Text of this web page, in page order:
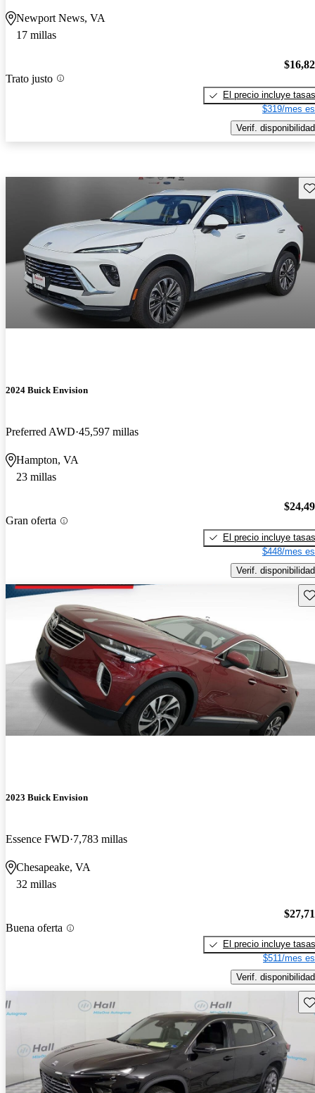
Newport News, VA
17 millas
Trato justo
El precio incluye tasas
$319/mes
Verif. disponibilidad
2024 Buick Envision
Preferred AWD 45,597 millas
Hampton, VA
23 millas
Gran oferta
El precio incluye tasas
$448/mes
Verif. disponibilidad
2023 Buick Envision
Essence FWD 7,783 millas
Chesapeake, VA
32 millas
Buena oferta
El precio incluye tasas
$511/mes
Verif. disponibilidad